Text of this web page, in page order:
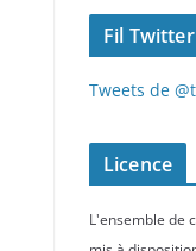
Fil Twitter
Tweets de
Licence
L'ensemble de